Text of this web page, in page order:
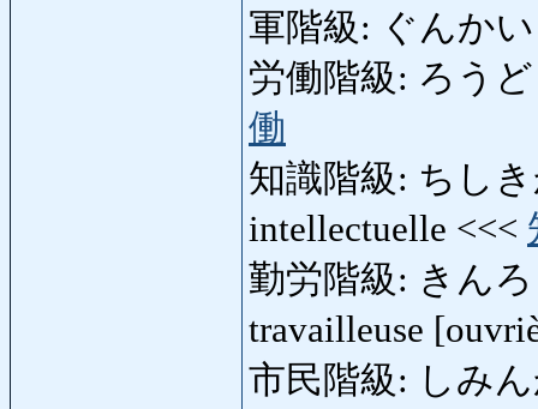
軍階級: ぐんか
労働階級: ろう
働
知識階級: ちし
intellectuelle <<<
勤労階級: きん
travailleuse
市民階級: しみ